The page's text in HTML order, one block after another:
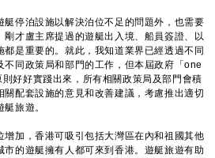
停泊設施以解決泊位不足的問題外，也需要
才盧主席提過的遊艇出入境、船員簽證、以
是重要的。就此，我知道業界已經透過不同
不同政策局和部門的工作，但本屆政府「one
好好實踐出來，所有相關政策局及部門會積
配套設施的意見和改善建議，考慮推出適切
旅遊。
加，香港可吸引包括大灣區在內和祖國其他
的遊艇擁有人都可來到香港。遊艇旅遊有助